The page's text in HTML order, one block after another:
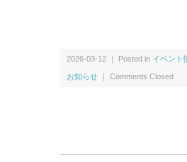
2026-03-12 ｜ Posted in イベント
お知らせ ｜ Comments Closed